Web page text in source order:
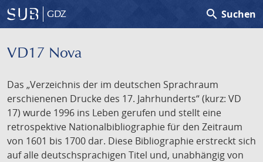
GDZ search Suchen
VD17 Nova
Das „Verzeichnis der im deutschen Sprachraum
erschienenen Drucke des 17. Jahrhunderts“ (kurz: VD
17) wurde 1996 ins Leben gerufen und stellt eine
retrospektive Nationalbibliographie für den Zeitraum
von 1601 bis 1700 dar. Diese Bibliographie erstreckt sich
auf alle deutschsprachigen Titel und, unabhängig von